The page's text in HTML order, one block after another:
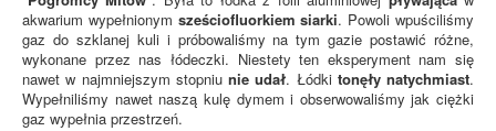
akwarium wypełnionym sześciofluorkiem siarki. Powoli wpuściliśmy
gaz do szklanej kuli i próbowaliśmy na tym gazie postawić różne,
wykonane przez nas łódeczki. Niestety ten eksperyment nam się
nawet w najmniejszym stopniunie udał. Łódki tonęły natychmiast.
Wypełniliśmy nawet naszą kulę dymem i obserwowaliśmy jak ciężki
gaz wypełnia przestrzeń.